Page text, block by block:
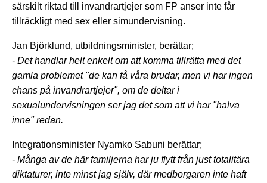
särskilt riktad till invandrartjejer som FP anser inte får
tillräckligt med sex eller simundervisning.
Jan Björklund, utbildningsminister, berättar;
- Det handlar helt enkelt om att komma tillrätta med det
gamla problemet "de kan få våra brudar, men vi har ingen
chans på invandrartjejer", om de deltar i
sexualundervisningen ser jag det som att vi har "halva
inne" redan.
Integrationsminister Nyamko Sabuni berättar;
- Många av de här familjerna har ju flytt från just totalitära
diktaturer, inte minst jag själv, där medborgaren inte haft